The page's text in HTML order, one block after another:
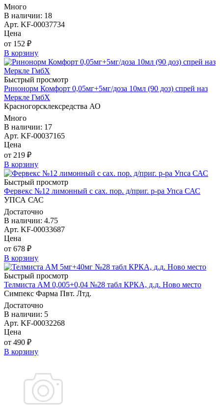
Много
В наличии: 18
Арт. KF-00037734
Цена
от 152 ₽
В корзину
Быстрый просмотр
Ринонорм Комфорт 0,05мг+5мг/доза 10мл (90 доз) спрей наз
Меркле ГмбХ
Красногорсклексредства АО
Много
В наличии: 17
Арт. KF-00037165
Цена
от 219 ₽
В корзину
Быстрый просмотр
Фервекс №12 лимонный с сах. пор. д/приг. р-ра Упса САС
УПСА САС
Достаточно
В наличии: 4.75
Арт. KF-00033687
Цена
от 678 ₽
В корзину
Быстрый просмотр
Телмиста АМ 0,005+0,04 №28 табл КРКА, д.д. Ново место
Симпекс Фарма Пвт. Лтд.
Достаточно
В наличии: 5
Арт. KF-00032268
Цена
от 490 ₽
В корзину